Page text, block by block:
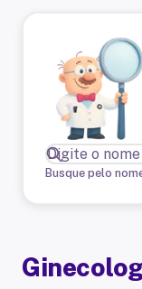
Busque pelo